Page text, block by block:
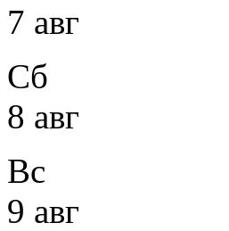
7 авг
Сб
8 авг
Вс
9 авг